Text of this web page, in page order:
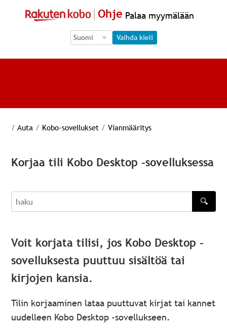
Ohje Palaa myymälään
Language Selection
Language Selection
Vaihda kieli
/ Auta / Kobo-sovellukset / Vianmääritys
Korjaa tili Kobo Desktop -sovelluksessa
haku
🔍
Voit korjata tilisi, jos Kobo Desktop -
sovelluksesta puuttuu sisältöä tai
kirjojen kansia.
Tilin korjaaminen lataa puuttuvat kirjat tai kannet
uudelleen Kobo Desktop -sovellukseen.